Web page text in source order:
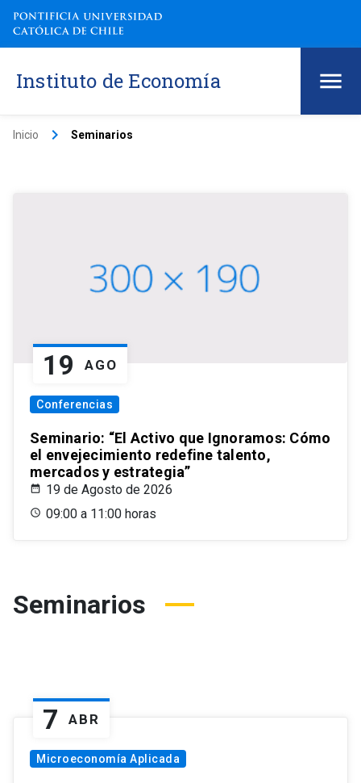
Instituto de Economía
Inicio keyboard_arrow_right Seminarios
19 AGO
Conferencias
Seminario: “El Activo que Ignoramos: Cómo
el envejecimiento redefine talento,
mercados y estrategia”
19 de Agosto de 2026
09:00 a 11:00 horas
Seminarios
7 ABR
Microeconomía Aplicada